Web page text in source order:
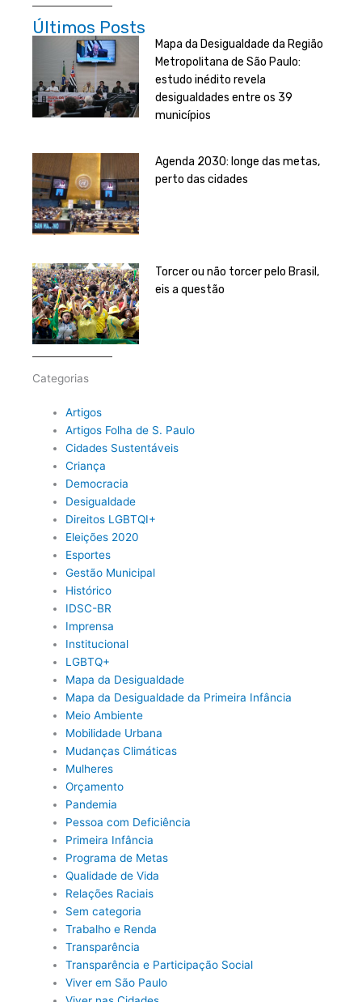
Últimos Posts
Mapa da Desigualdade da Região
Metropolitana de São Paulo:
estudo inédito revela
desigualdades entre os 39
municípios
Agenda 2030: longe das metas,
perto das cidades
Torcer ou não torcer pelo Brasil,
eis a questão
Categorias
Artigos
Artigos Folha de S. Paulo
Cidades Sustentáveis
Criança
Democracia
Desigualdade
Direitos LGBTQI+
Eleições 2020
Esportes
Gestão Municipal
Histórico
IDSC-BR
Imprensa
Institucional
LGBTQ+
Mapa da Desigualdade
Mapa da Desigualdade da Primeira Infância
Meio Ambiente
Mobilidade Urbana
Mudanças Climáticas
Mulheres
Orçamento
Pandemia
Pessoa com Deficiência
Primeira Infância
Programa de Metas
Qualidade de Vida
Relações Raciais
Sem categoria
Trabalho e Renda
Transparência
Transparência e Participação Social
Viver em São Paulo